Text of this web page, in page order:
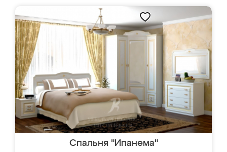
Спальня "Ипанема"